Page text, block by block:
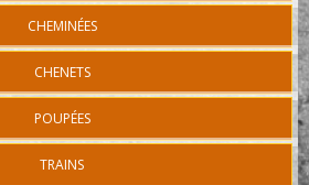
CHEMINÉES
CHENETS
POUPÉES
TRAINS